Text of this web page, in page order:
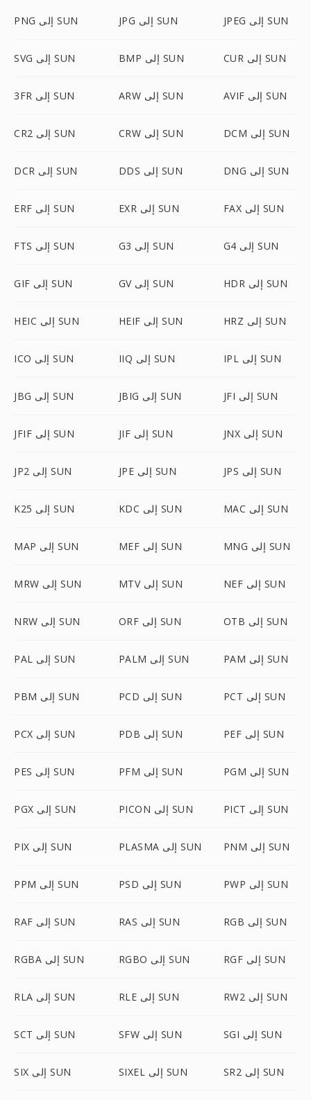
PNG إلى SUN JPG إلى SUN JPEG إلى SUN
SVG إلى SUN BMP إلى SUN CUR إلى SUN
3FR إلى SUN ARW إلى SUN AVIF إلى SUN
CR2 إلى SUN CRW إلى SUN DCM إلى SUN
DCR إلى SUN DDS إلى SUN DNG إلى SUN
ERF إلى SUN EXR إلى SUN FAX إلى SUN
FTS إلى SUN G3 إلى SUN G4 إلى SUN
GIF إلى SUN GV إلى SUN HDR إلى SUN
HEIC إلى SUN HEIF إلى SUN HRZ إلى SUN
ICO إلى SUN IIQ إلى SUN IPL إلى SUN
JBG إلى SUN JBIG إلى SUN JFI إلى SUN
JFIF إلى SUN JIF إلى SUN JNX إلى SUN
JP2 إلى SUN JPE إلى SUN JPS إلى SUN
K25 إلى SUN KDC إلى SUN MAC إلى SUN
MAP إلى SUN MEF إلى SUN MNG إلى SUN
MRW إلى SUN MTV إلى SUN NEF إلى SUN
NRW إلى SUN ORF إلى SUN OTB إلى SUN
PAL إلى SUN PALM إلى SUN PAM إلى SUN
PBM إلى SUN PCD إلى SUN PCT إلى SUN
PCX إلى SUN PDB إلى SUN PEF إلى SUN
PES إلى SUN PFM إلى SUN PGM إلى SUN
PGX إلى SUN PICON إلى SUN PICT إلى SUN
PIX إلى SUN PLASMA إلى SUN PNM إلى SUN
PPM إلى SUN PSD إلى SUN PWP إلى SUN
RAF إلى SUN RAS إلى SUN RGB إلى SUN
RGBA إلى SUN RGBO إلى SUN RGF إلى SUN
RLA إلى SUN RLE إلى SUN RW2 إلى SUN
SCT إلى SUN SFW إلى SUN SGI إلى SUN
SIX إلى SUN SIXEL إلى SUN SR2 إلى SUN